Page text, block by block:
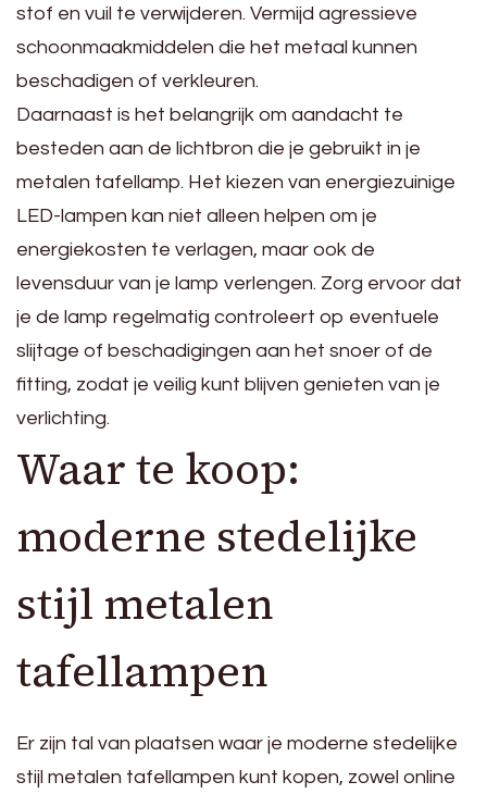
stof en vuil te verwijderen. Vermijd agressieve
schoonmaakmiddelen die het metaal kunnen
beschadigen of verkleuren.
Daarnaast is het belangrijk om aandacht te
besteden aan de lichtbron die je gebruikt in je
metalen tafellamp. Het kiezen van energiezuinige
LED-lampen kan niet alleen helpen om je
energiekosten te verlagen, maar ook de
levensduur van je lamp verlengen. Zorg ervoor dat
je de lamp regelmatig controleert op eventuele
slijtage of beschadigingen aan het snoer of de
fitting, zodat je veilig kunt blijven genieten van je
verlichting.
Waar te koop:
moderne stedelijke
stijl metalen
tafellampen
Er zijn tal van plaatsen waar je moderne stedelijke
stijl metalen tafellampen kunt kopen, zowel online